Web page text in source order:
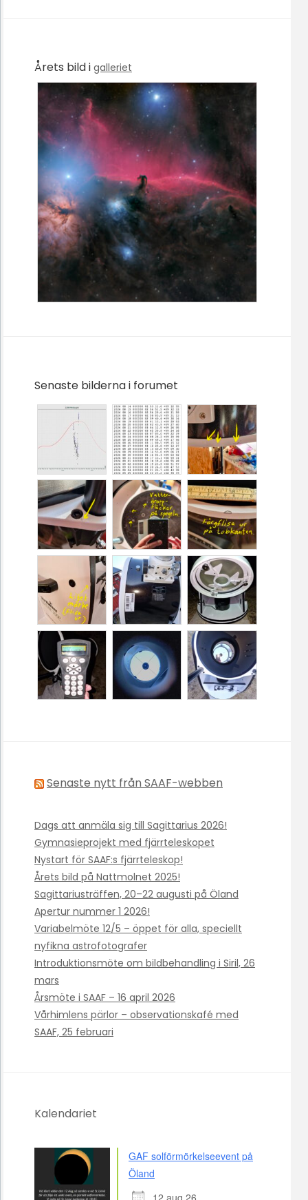
Årets bild i galleriet
Senaste bilderna i forumet
Senaste nytt från SAAF-webben
Dags att anmäla sig till Sagittarius 2026!
Gymnasieprojekt med fjärrteleskopet
Nystart för SAAF:s fjärrteleskop!
Årets bild på Nattmolnet 2025!
Sagittariusträffen, 20–22 augusti på Öland
Apertur nummer 1 2026!
Variabelmöte 12/5 – öppet för alla, speciellt
nyfikna astrofotografer
Introduktionsmöte om bildbehandling i Siril, 26
mars
Årsmöte i SAAF – 16 april 2026
Vårhimlens pärlor – observationskafé med
SAAF, 25 februari
Kalendariet
GAF solförmörkelseevent på
Öland